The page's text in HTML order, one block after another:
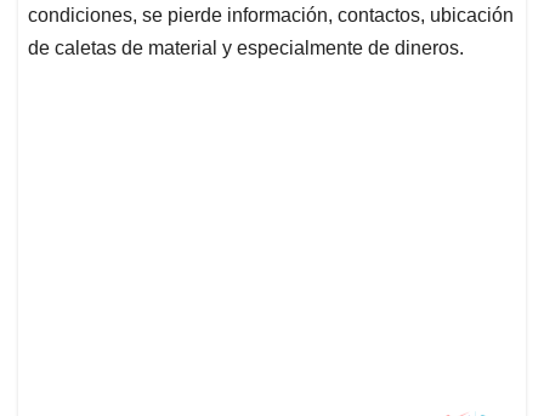
condiciones, se pierde información, contactos, ubicación
de caletas de material y especialmente de dineros.